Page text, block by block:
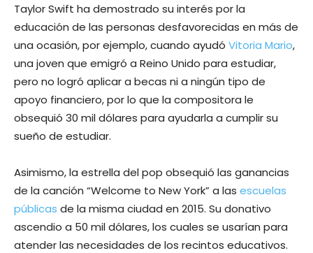
Taylor Swift ha demostrado su interés por la
educación de las personas desfavorecidas en más de
una ocasión, por ejemplo, cuando ayudó Vitoria Mario,
una joven que emigró a Reino Unido para estudiar,
pero no logró aplicar a becas ni a ningún tipo de
apoyo financiero, por lo que la compositora le
obsequió 30 mil dólares para ayudarla a cumplir su
sueño de estudiar.
Asimismo, la estrella del pop obsequió las ganancias
de la canción “Welcome to New York” a las escuelas
públicas de la misma ciudad en 2015. Su donativo
ascendio a 50 mil dólares, los cuales se usarían para
atender las necesidades de los recintos educativos.